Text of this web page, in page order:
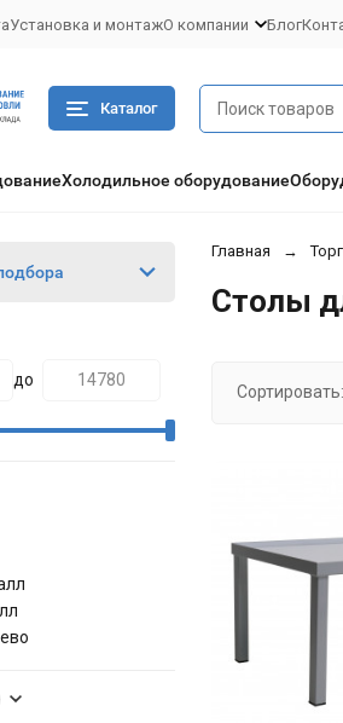
Установка и монтажО компании Блог
Каталог
Холодильное оборудование
Главная
Столы
Сортировать:
до